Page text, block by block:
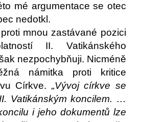
mé argumentace se otec
nedotkl.
mnou zastávané pozici
II. Vatikánského
nezpochybňuji. Nicméně
námitka proti kritice
Církve. „Vývoj církve se
Vatikánským koncilem. …
i jeho dokumentů lze